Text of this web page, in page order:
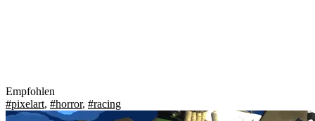
Empfohlen
#pixelart, #horror, #racing